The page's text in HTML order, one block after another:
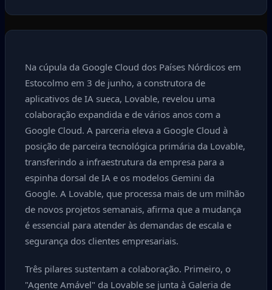
Na cúpula da Google Cloud dos Países Nórdicos em
Estocolmo em 3 de junho, a construtora de
aplicativos de IA sueca, Lovable, revelou uma
colaboração expandida e de vários anos com a
Google Cloud. A parceria eleva a Google Cloud à
posição de parceira tecnológica primária da Lovable,
transferindo a infraestrutura da empresa para a
espinha dorsal de IA e os modelos Gemini da
Google. A Lovable, que processa mais de um milhão
de novos projetos semanais, afirma que a mudança
é essencial para atender às demandas de escala e
segurança dos clientes empresariais.
Três pilares sustentam a colaboração. Primeiro, o
"Agente Amável" da Lovable se junta à Galeria de